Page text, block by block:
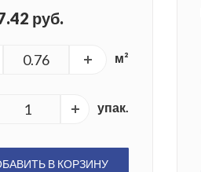
руб.
м²
упак.
В КОРЗИНУ